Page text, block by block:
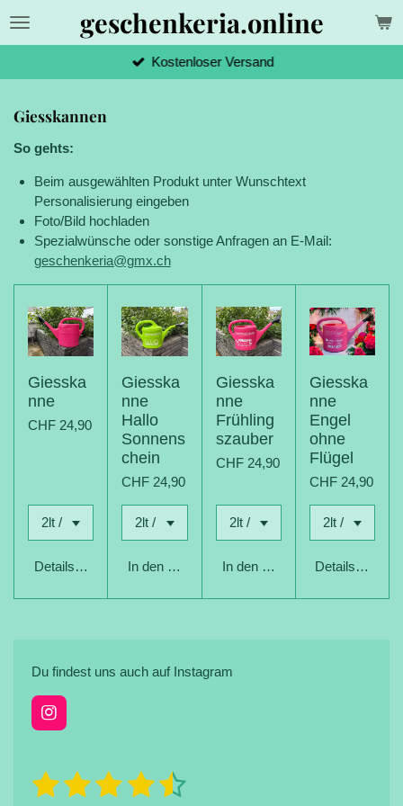
Zum
Hauptinhaltgeschenkeria.online
Kostenloser Versand
Giesskannen
So gehts:
Beim ausgewählten Produkt unter Wunschtext
Personalisierung eingeben
Foto/Bild hochladen
Spezialwünsche oder sonstige Anfragen an E-Mail:
geschenkeria@gmx.ch
Giesska
nne
CHF 24,90
Details anzeigen
Giesska
nne
Hallo
Sonnens
chein
CHF 24,90
In den Warenkorb
Giesska
nne
Frühling
szauber
CHF 24,90
In den Warenkorb
Giesska
nne
Engel
ohne
Flügel
CHF 24,90
Details
Du findest uns auch auf Instagram
I
n
a
g
B
e
1 2 3 4 5
B